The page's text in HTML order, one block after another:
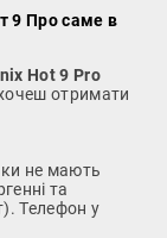
9 Про саме в
Hot 9 Pro
отримати
не мають
та
Телефон у